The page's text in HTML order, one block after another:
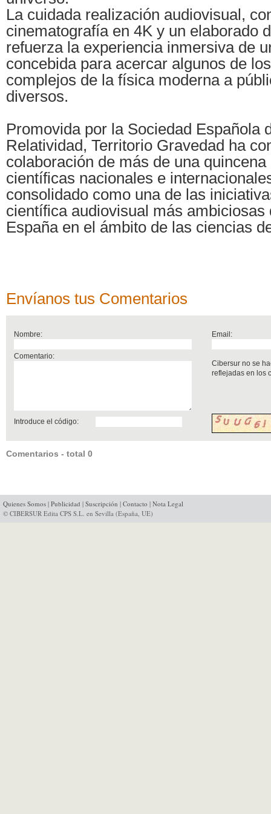
La cuidada realización audiovisual,
cinematografía en 4K y un elaborado
refuerza la experiencia inmersiva de
concebida para acercar algunos de
complejos de la física moderna a
diversos.
Promovida por la Sociedad Española
Relatividad, Territorio Gravedad ha
colaboración de más de una
científicas nacionales e
consolidado como una de las
científica audiovisual más ambiciosas
España en el ámbito de las ciencias
Envíanos tus Comentarios
Nombre: Email:
Comentario:
Cibersur no se
reflejadas en los
Introduce el código:
Comentarios - total 0
Quienes Somos | Publicidad | Suscripción | Contacto | Nota Legal
© CIBERSUR Edita CPS S.L. en Sevilla (España, UE)